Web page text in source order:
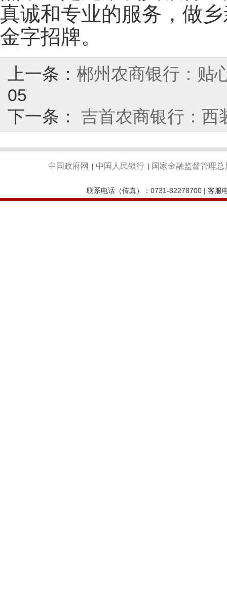
真诚和专业的服务，做
金字招牌。
上一条： 郴州农商银行：贴
05
下一条：
吉首农商银行：西
中国政府网 | 中国人民银行 | 国家金融监督管理总
联系电话（传真）：0731-82278700 | 客服